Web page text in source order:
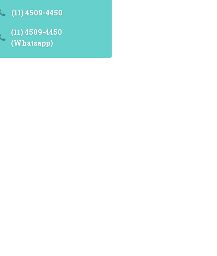
(11) 4509-4450
(11) 4509-4450
(Whatsapp)